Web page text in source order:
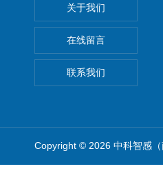
关于我们
在线留言
联系我们
Copyright © 2026 中科智感